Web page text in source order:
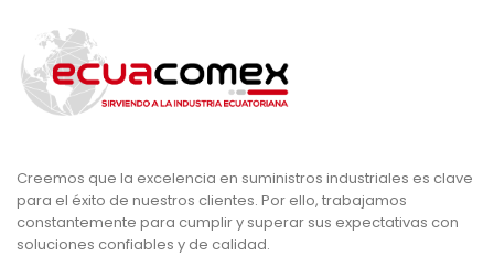
Creemos que la excelencia en suministros industriales es clave
para el éxito de nuestros clientes. Por ello, trabajamos
constantemente para cumplir y superar sus expectativas con
soluciones confiables y de calidad.